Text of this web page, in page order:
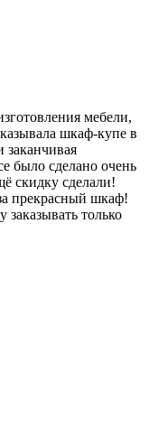
мебели,
шкаф-купе в
заканчивая
было сделано очень
скидку сделали!
прекрасный шкаф!
заказывать только